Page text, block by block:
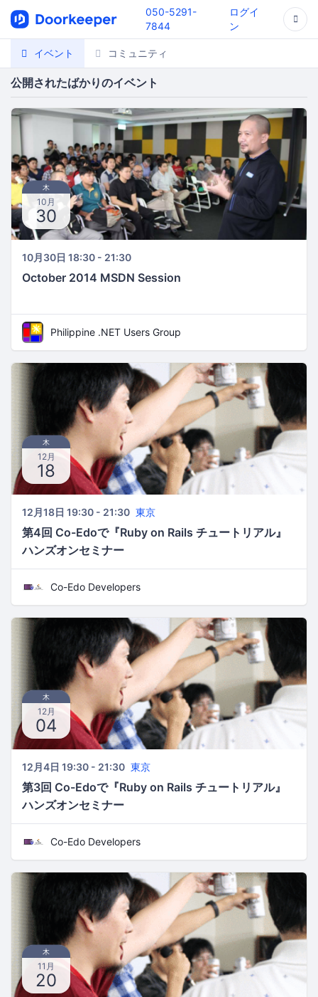
050-5291-
7844
ログイ
ン
イベント コミュニティ
公開されたばかりのイベント
木
10月
30
10月30日 18:30 - 21:30
October 2014 MSDN Session
Philippine .NET Users Group
木
12月
18
12月18日 19:30 - 21:30 東京
第4回 Co-Edoで『Ruby on Rails チュートリアル』
ハンズオンセミナー
Co-Edo Developers
木
12月
04
12月4日 19:30 - 21:30 東京
第3回 Co-Edoで『Ruby on Rails チュートリアル』
ハンズオンセミナー
Co-Edo Developers
木
11月
20